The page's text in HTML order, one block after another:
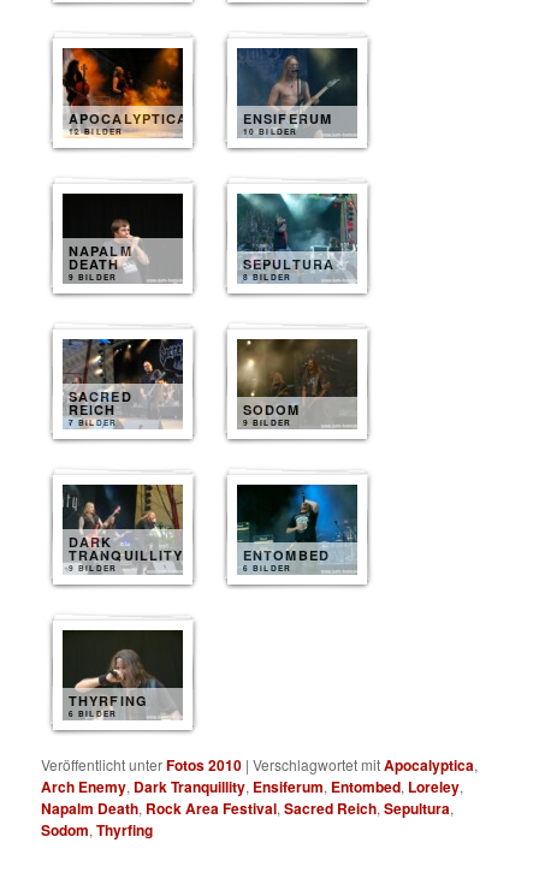
APOCALYPTICA
12 BILDER
ENSIFERUM
10 BILDER
NAPALM
DEATH
9 BILDER
SEPULTURA
8 BILDER
SACRED
REICH
7 BILDER
SODOM
9 BILDER
DARK
TRANQUILLITY
9 BILDER
ENTOMBED
6 BILDER
THYRFING
6 BILDER
Veröffentlicht unterFotos 2010 |Verschlagwortet mitApocalyptica,
Arch Enemy, Dark Tranquillity, Ensiferum, Entombed, Loreley,
Napalm Death, Rock Area Festival,Sacred Reich,Sepultura,
Sodom,Thyrfing